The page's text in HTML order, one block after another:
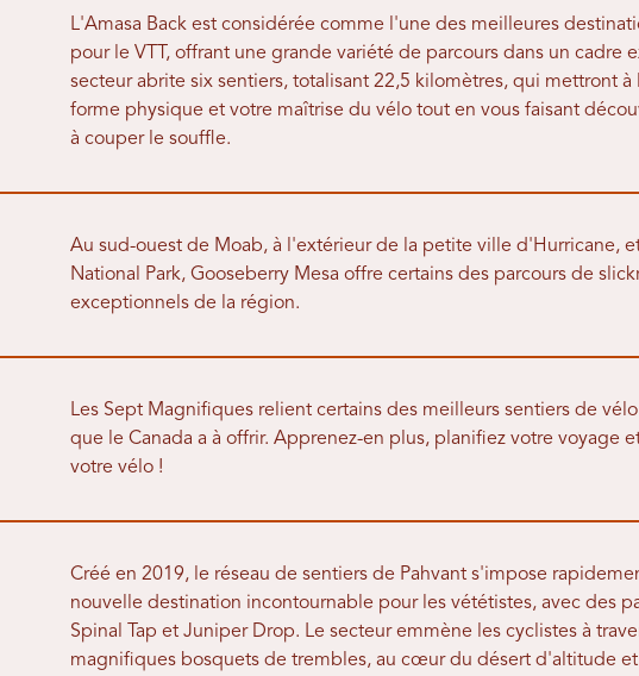
L'Amasa Back est considérée comme l'une des meilleures
pour le VTT, offrant une grande variété de parcours dans un cadre
secteur abrite six sentiers, totalisant 22,5 kilomètres, qui mettront
forme physique et votre maîtrise du vélo tout en vous faisant
à couper le souffle.
Au sud-ouest de Moab, à l'extérieur de la petite ville d'Hurricane,
National Park, Gooseberry Mesa offre certains des parcours de
exceptionnels de la région.
Les Sept Magnifiques relient certains des meilleurs sentiers de
que le Canada a à offrir. Apprenez-en plus, planifiez votre voyage
votre vélo !
Créé en 2019, le réseau de sentiers de Pahvant s'impose
nouvelle destination incontournable pour les vététistes, avec des
Spinal Tap et Juniper Drop. Le secteur emmène les cyclistes à
magnifiques bosquets de trembles, au cœur du désert d'altitude